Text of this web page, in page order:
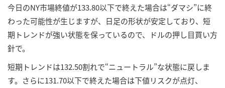
今日のNY市場終値が133.80以下で終えた場合は“ダマシ”に終
わった可能性が生じますが、日足の形状が安定しており、短
期トレンドが強い状態を保っているので、ドルの押し目買い方
針で。
短期トレンドは132.50割れで“ニュートラル”な状態に戻しま
す。さらに131.70以下で終えた場合は下値リスクが点灯、